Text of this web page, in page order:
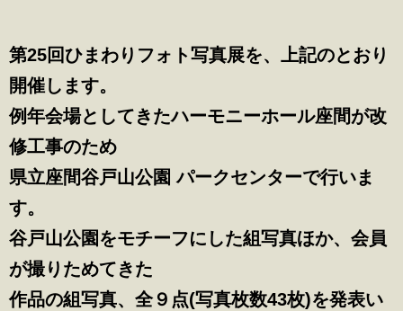
第25回ひまわりフォト写真展を、上記のとおり
開催します。
例年会場としてきたハーモニーホール座間が改
修工事のため
県立座間谷戸山公園 パークセンターで行いま
す。
谷戸山公園をモチーフにした組写真ほか、会員
が撮りためてきた
作品の組写真、全９点(写真枚数43枚)を発表い